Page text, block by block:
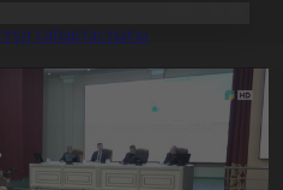
сабақтастығы